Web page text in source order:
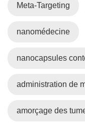
Meta-Targeting
nanomédecine
nanocapsules
administration de
amorçage des